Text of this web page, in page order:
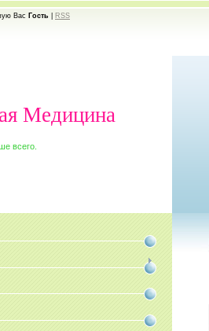
Вас Гость
RSS
Медицина
всего.